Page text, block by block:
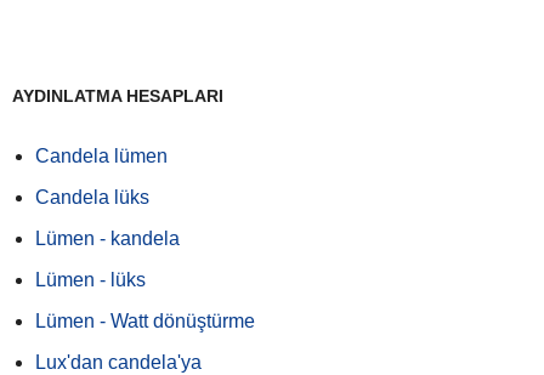
AYDINLATMA HESAPLARI
Candela lümen
Candela lüks
Lümen - kandela
Lümen - lüks
Lümen - Watt dönüştürme
Lux'dan candela'ya